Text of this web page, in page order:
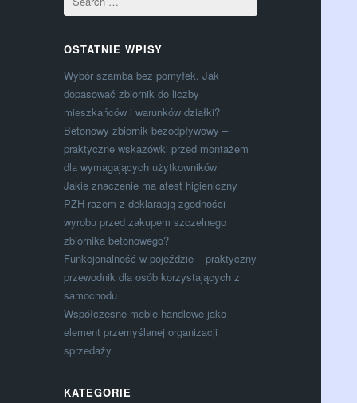
OSTATNIE WPISY
Wybór szamba bez pomyłek. Jak
dopasować zbiornik do liczby
mieszkańców i warunków działki?
Betonowy zbiornik bezodpływowy –
praktyczne wskazówki przed montażem
dla wymagających użytkowników
Jakie znaczenie ma atest higieniczny
PZH razem z deklaracją zgodności
wyrobu przed zakupem szczelnego
zbiornika betonowego?
Funkcjonalność w pojeździe – praktyczny
przewodnik dla osób korzystających z
samochodu
Współczesne meble handlowe jako
element przemyślanej organizacji
sprzedaży
KATEGORIE